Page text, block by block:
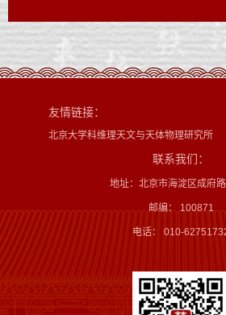
友情链接：
北京大学科维理天文与天体物理研究所
联系我们：
地址：北京市海淀区成府
邮编： 100871
电话： 010-